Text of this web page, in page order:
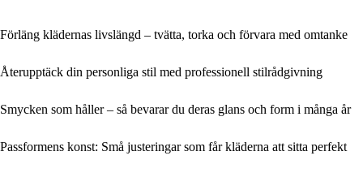
Förläng klädernas livslängd – tvätta, torka och förvara med omtanke
Återupptäck din personliga stil med professionell stilrådgivning
Smycken som håller – så bevarar du deras glans och form i många år
Passformens konst: Små justeringar som får kläderna att sitta perfekt